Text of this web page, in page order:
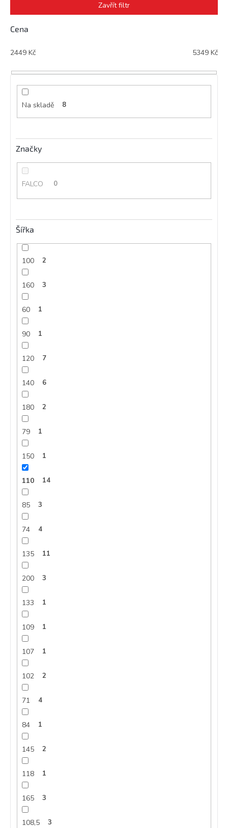
r
o
u
t
Zavřít filtr
Cena
2449 Kč 5349 Kč
Na skladě 8
Značky
FALCO 0
Šířka
100 2
160 3
60 1
90 1
120 7
140 6
180 2
79 1
150 1
110 14
85 3
74 4
135 11
200 3
133 1
109 1
107 1
102 2
71 4
84 1
145 2
118 1
165 3
108,5 3